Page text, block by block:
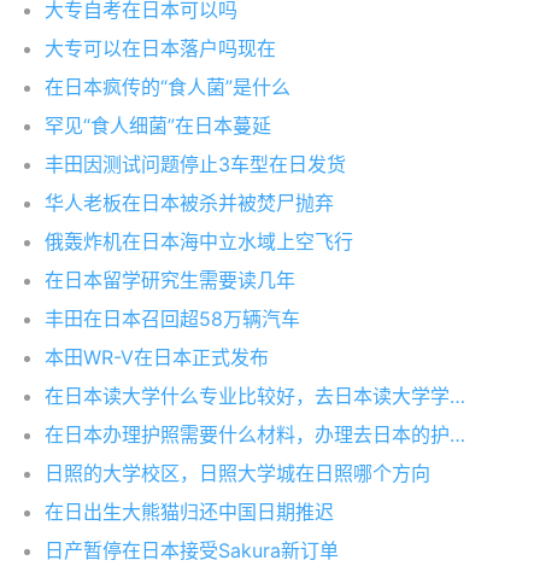
大专自考在日本可以吗
大专可以在日本落户吗现在
在日本疯传的“食人菌”是什么
罕见“食人细菌”在日本蔓延
丰田因测试问题停止3车型在日发货
华人老板在日本被杀并被焚尸抛弃
俄轰炸机在日本海中立水域上空飞行
在日本留学研究生需要读几年
丰田在日本召回超58万辆汽车
本田WR-V在日本正式发布
在日本读大学什么专业比较好，去日本读大学学什么专业好
在日本办理护照需要什么材料，办理去日本的护照需要带什么材料
日照的大学校区，日照大学城在日照哪个方向
在日出生大熊猫归还中国日期推迟
日产暂停在日本接受Sakura新订单